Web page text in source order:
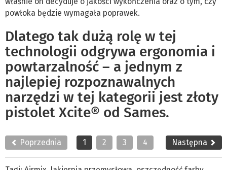
powłoka będzie wymagała poprawek.
Dlatego tak dużą rolę w tej
technologii odgrywa ergonomia i
powtarzalność – a jednym z
najlepiej rozpoznawalnych
narzędzi w tej kategorii jest złoty
pistolet Xcite® od Sames.
Poprzednia 1 2 3 4 Następna